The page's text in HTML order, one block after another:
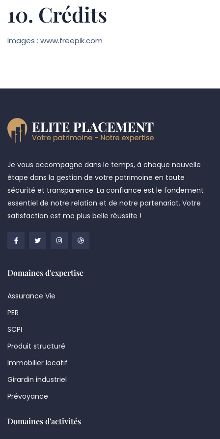
10. Crédits
Images : www.freepik.com
Je vous accompagne dans le temps, à chaque nouvelle
étape dans la gestion de votre patrimoine en toute
sécurité et transparence. La confiance est le fondement
essentiel de notre relation et de notre partenariat. Votre
satisfaction est ma plus belle réussite !
Domaines d'expertise
Assurance Vie
PER
SCPI
Produit structuré
Immobilier locatif
Girardin industriel
Prévoyance
Domaines d'activités